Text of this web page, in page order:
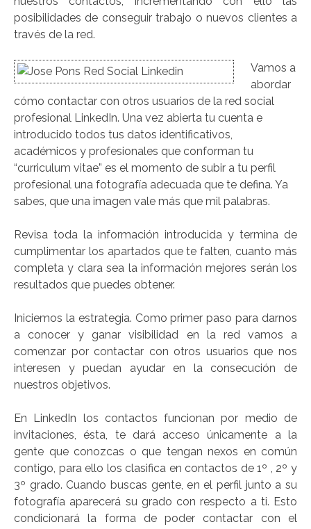
posibilidades de conseguir trabajo o nuevos clientes a
través de la red.
Vamos a
abordar
cómo contactar con otros usuarios de la red social
profesional LinkedIn. Una vez abierta tu cuenta e
introducido todos tus datos identificativos,
académicos y profesionales que conforman tu
“curriculum vitae” es el momento de subir a tu perfil
profesional una fotografía adecuada que te defina. Ya
sabes, que una imagen vale más que mil palabras.
Revisa toda la información introducida y termina de
cumplimentar los apartados que te falten, cuanto más
completa y clara sea la información mejores serán los
resultados que puedes obtener.
Iniciemos la estrategia. Como primer paso para darnos
a conocer y ganar visibilidad en la red vamos a
comenzar por contactar con otros usuarios que nos
interesen y puedan ayudar en la consecución de
nuestros objetivos.
En LinkedIn los contactos funcionan por medio de
invitaciones, ésta, te dará acceso únicamente a la
gente que conozcas o que tengan nexos en común
contigo, para ello los clasifica en contactos de 1º , 2º y
3º grado. Cuando buscas gente, en el perfil junto a su
fotografía aparecerá su grado con respecto a ti. Esto
condicionará la forma de poder contactar con el